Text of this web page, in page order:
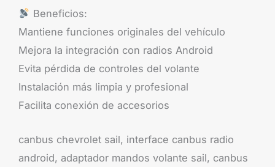
Beneficios:
Mantiene funciones originales del vehículo
Mejora la integración con radios Android
Evita pérdida de controles del volante
Instalación más limpia y profesional
Facilita conexión de accesorios
canbus chevrolet sail, interface canbus radio
android, adaptador mandos volante sail, canbus